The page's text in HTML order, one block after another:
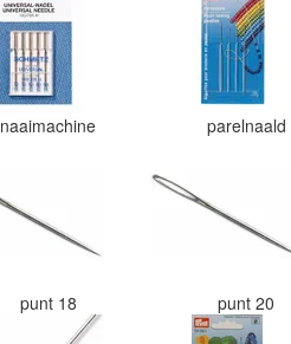
naaimachine parelnaald
punt 18 punt 20